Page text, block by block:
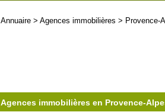
Annuaire > Agences immobilières > Provence-
Agences immobilières en Provence-